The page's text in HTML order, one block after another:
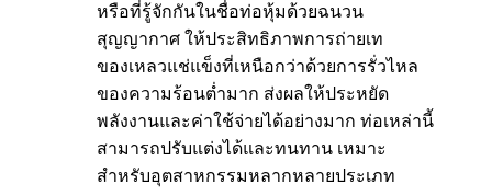
หรือที่รู้จักกันในชื่อท่อหุ้มด้วยฉนวน
สุญญากาศ ให้ประสิทธิภาพการถ่ายเท
ของเหลวแช่แข็งที่เหนือกว่าด้วยการรั่วไหล
ของความร้อนต่ำมาก ส่งผลให้ประหยัด
พลังงานและค่าใช้จ่ายได้อย่างมาก ท่อเหล่านี้
สามารถปรับแต่งได้และทนทาน เหมาะ
สำหรับอุตสาหกรรมหลากหลายประเภท